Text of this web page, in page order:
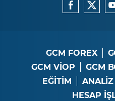
GCM FOREX
GCM VİOP
GCM
EĞİTİM
ANALİZ
HESAP